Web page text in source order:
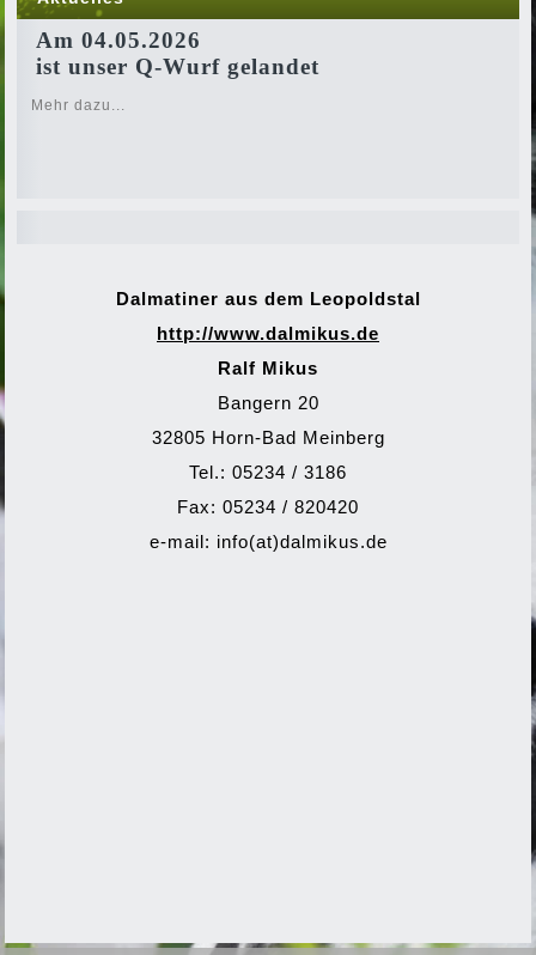
Am 04.05.2026
ist unser Q-Wurf gelandet
Mehr dazu...
Dalmatiner aus dem Leopoldstal
http://www.dalmikus.de
Ralf Mikus
Bangern 20
32805 Horn-Bad Meinberg
Tel.: 05234 / 3186
Fax: 05234 / 820420
e-mail: info(at)dalmikus.de